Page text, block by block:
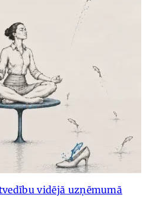
vidējā uzņēmumā